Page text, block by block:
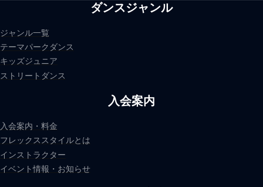
ダンスジャンル
ジャンル一覧
テーマパークダンス
キッズジュニア
ストリートダンス
入会案内
入会案内・料金
フレックススタイルとは
インストラクター
イベント情報・お知らせ